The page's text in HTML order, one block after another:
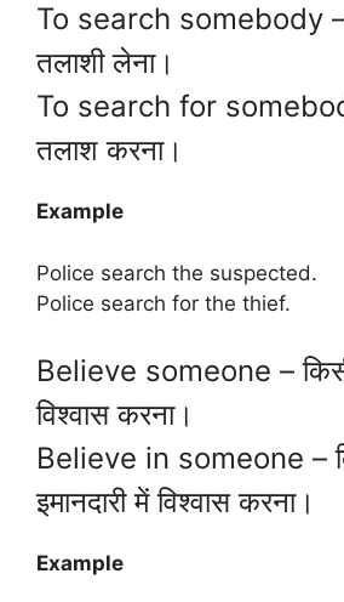
To search somebody –
तलाशी लेना।
To search for
तलाश करना।
Example
Police search the suspected.
Police search for the thief.
Believe someone –
विश्वास करना।
Believe in someone –
इमानदारी में विश्वास करना।
Example